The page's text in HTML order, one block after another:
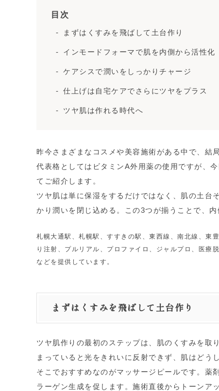
目次
まずはくすみを飛ばして土台作り
インモードフォーマで肌を内側から活性化
ケアシスで潤いをしっかりチャージ
仕上げは自宅ケアでさらにツヤをプラス
ツヤ肌は作れる時代へ
昨今さまざまなコスメや美容施術がある中で、結
代表格としてはビタミンA外用薬の使用ですが、
てご紹介します。
ツヤ肌は単に保湿をするだけではなく、肌の土台
かり潤いを閉じ込める。この3つが揃うことで、
札幌大通駅、札幌駅、すすきの駅、東西線、南北線、東
り注射、プルリアル、プロファイロ、ジャルプロ、医療
などを提供しています。
まずはくすみを飛ばして土台作り
ツヤ肌作りの最初のステップは、肌のくすみを取
まっていると光をきれいに反射できず、肌はどう
そこでおすすめなのがマッサージピールです。薬
ラーゲン生成を促します。施術直後からトーンア